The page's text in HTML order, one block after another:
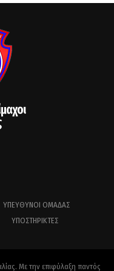
ΥΠΕΎΘΥΝΟΙ ΟΜΆΔΑΣ
ΥΠΟΣΤΗΡΙΚΤΈΣ
Με την επιφύλαξη παντός